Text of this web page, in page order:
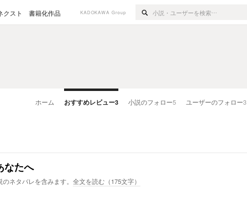
クスト 書籍化作品 KADOKAWA Group
ホーム おすすめレビュー3 小説のフォロー5 ユーザーのフォロー3
なたへ
ネタバレを含みます。 全文を読む（175文字）